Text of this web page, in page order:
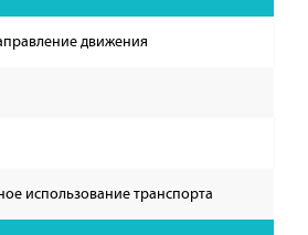
движения
использование транспорта